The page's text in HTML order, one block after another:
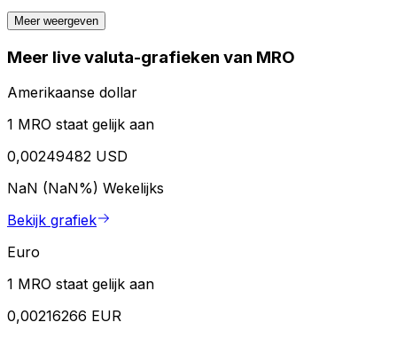
Meer weergeven
Meer live valuta-grafieken van MRO
Amerikaanse dollar
1 MRO staat gelijk aan
0,00249482 USD
NaN (NaN%) Wekelijks
Bekijk grafiek
Euro
1 MRO staat gelijk aan
0,00216266 EUR